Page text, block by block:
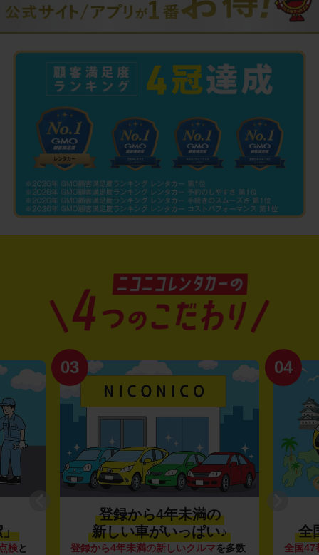
」
検と
03
登録から4年未満の
新しい車がいっぱい♪
登録から4年未満の新しいクルマを多数
04
全
全国47